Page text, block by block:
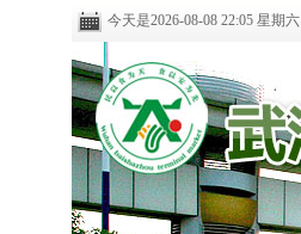
今天是2026-08-08 22:05 星期六